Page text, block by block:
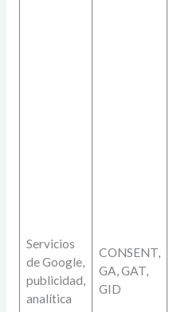
Servicios
de Google,
publicidad,
analítica
CONSENT,
GA, GAT,
GID